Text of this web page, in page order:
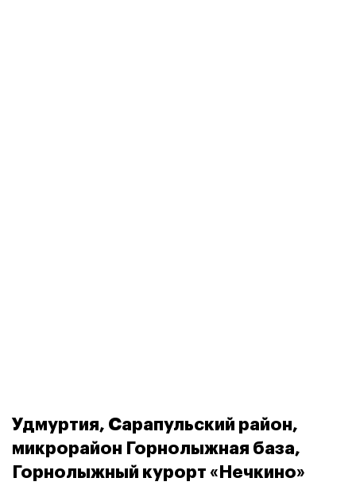
Удмуртия, Сарапульский район,
микрорайон Горнолыжная база,
Горнолыжный курорт «Нечкино»